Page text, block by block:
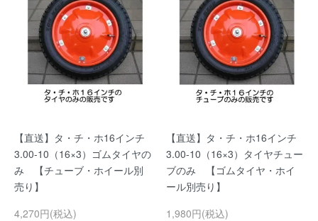
【直送】タ・チ・ホ16インチ
3.00-10（16×3）ゴムタイヤの
み 【チューブ・ホイール別
売り】
4,270円(税込)
【直送】タ・チ・ホ16インチ
3.00-10（16×3）タイヤチュー
ブのみ 【ゴムタイヤ・ホイ
ール別売り】
1,980円(税込)